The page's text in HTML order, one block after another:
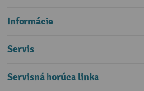
Informácie
Servis
Servisná horúca linka